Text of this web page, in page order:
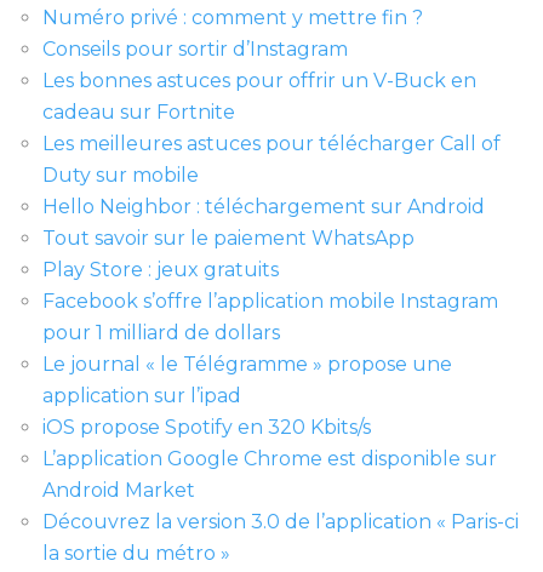
Numéro privé : comment y mettre fin ?
Conseils pour sortir d’Instagram
Les bonnes astuces pour offrir un V-Buck en
cadeau sur Fortnite
Les meilleures astuces pour télécharger Call of
Duty sur mobile
Hello Neighbor : téléchargement sur Android
Tout savoir sur le paiement WhatsApp
Play Store : jeux gratuits
Facebook s’offre l’application mobile Instagram
pour 1 milliard de dollars
Le journal « le Télégramme » propose une
application sur l’ipad
iOS propose Spotify en 320 Kbits/s
L’application Google Chrome est disponible sur
Android Market
Découvrez la version 3.0 de l’application « Paris-ci
la sortie du métro »